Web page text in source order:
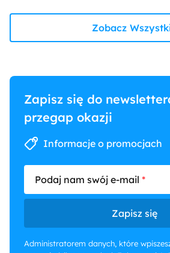
Zobacz
Zapisz się do
przegap okazji
Informacje o promocjach
Podaj nam swój e-mail
Zapisz się
Administratorem danych, które